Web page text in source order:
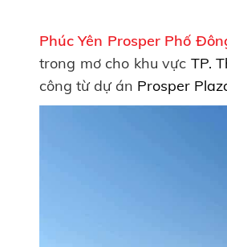
Phúc Yên Prosper Phố
trong mơ cho khu vực TP.
công từ dự án Prosper